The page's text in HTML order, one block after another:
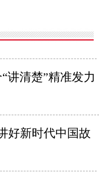
讲清楚”精准发力
好新时代中国故